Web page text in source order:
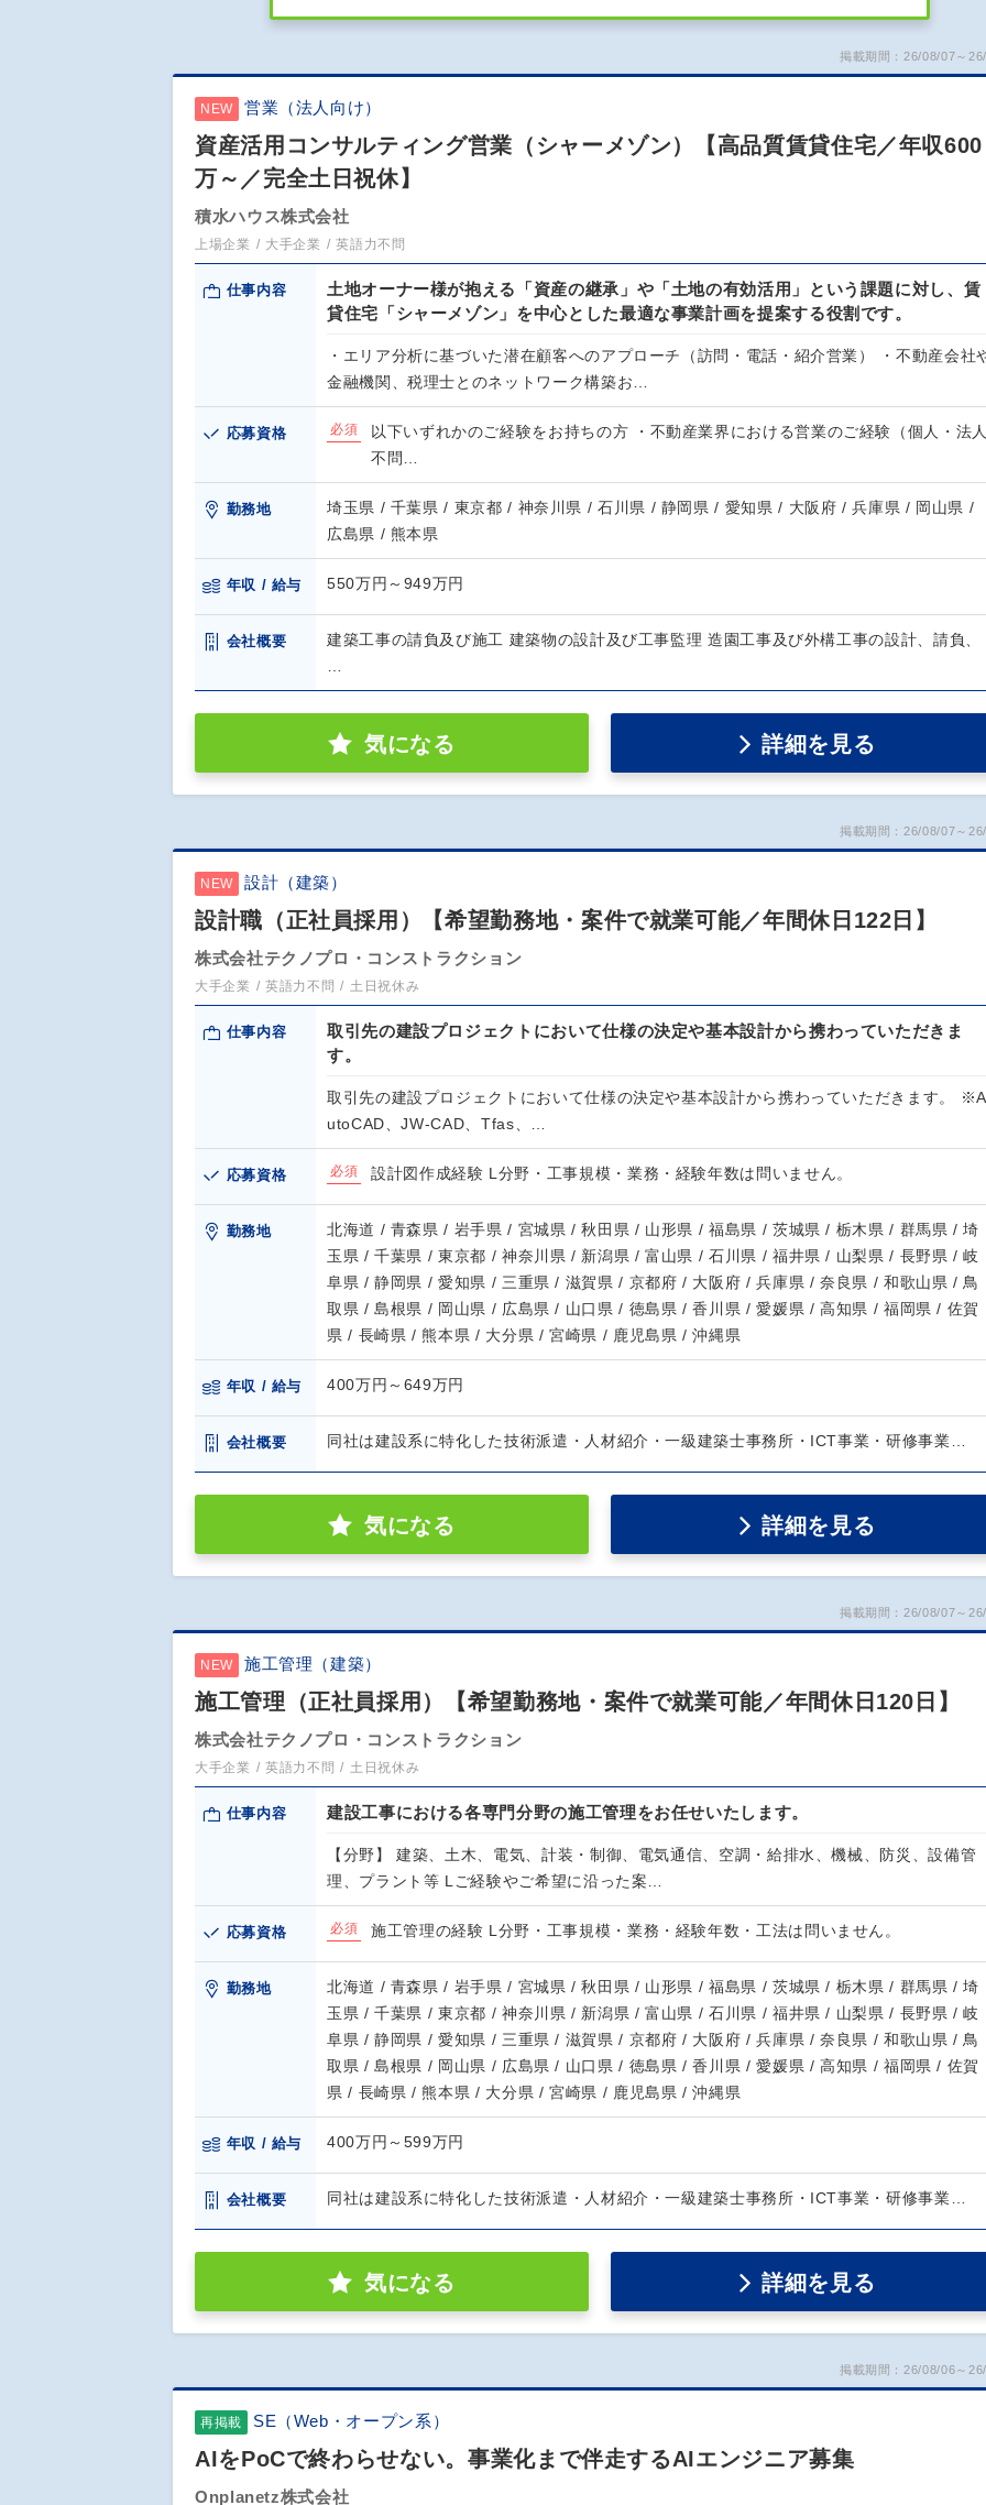
掲載期間：26/08/07～
NEW 営業（法人向け）
資産活用コンサルティング営業（シャーメゾン）【高品質賃貸住宅／年収600
万～／完全土日祝休】
積水ハウス株式会社
上場企業 大手企業 英語力不問
仕事内容
土地オーナー様が抱える「資産の継承」や「土地の有効活用」という課題に対し、賃
貸住宅「シャーメゾン」を中心とした最適な事業計画を提案する役割です。
・エリア分析に基づいた潜在顧客へのアプローチ（訪問・電話・紹介営業） ・不動産会社
金融機関、税理士とのネットワーク構築お…
応募資格 必須
以下いずれかのご経験をお持ちの方 ・不動産業界における営業のご経験（個人・法
不問…
勤務地
埼玉県 / 千葉県 / 東京都 / 神奈川県 / 石川県 / 静岡県 / 愛知県 / 大阪府 / 兵庫県 / 岡山県 /
広島県 / 熊本県
年収 / 給与 550万円～949万円
会社概要
建築工事の請負及び施工 建築物の設計及び工事監理 造園工事及び外構工事の設計、請負、
気になる 詳細を見る
掲載期間：26/08/07～
NEW 設計（建築）
設計職（正社員採用）【希望勤務地・案件で就業可能／年間休日122日】
株式会社テクノプロ・コンストラクション
大手企業 英語力不問 土日祝休み
仕事内容
取引先の建設プロジェクトにおいて仕様の決定や基本設計から携わっていただきま
す。
取引先の建設プロジェクトにおいて仕様の決定や基本設計から携わっていただきます。 ※A
utoCAD、JW-CAD、Tfas、…
応募資格 必須 設計図作成経験 L分野・工事規模・業務・経験年数は問いません。
勤務地
北海道 / 青森県 / 岩手県 / 宮城県 / 秋田県 / 山形県 / 福島県 / 茨城県 / 栃木県 / 群馬県 / 埼
玉県 / 千葉県 / 東京都 / 神奈川県 / 新潟県 / 富山県 / 石川県 / 福井県 / 山梨県 / 長野県 / 岐
阜県 / 静岡県 / 愛知県 / 三重県 / 滋賀県 / 京都府 / 大阪府 / 兵庫県 / 奈良県 / 和歌山県 / 鳥
取県 / 島根県 / 岡山県 / 広島県 / 山口県 / 徳島県 / 香川県 / 愛媛県 / 高知県 / 福岡県 / 佐賀
県 / 長崎県 / 熊本県 / 大分県 / 宮崎県 / 鹿児島県 / 沖縄県
年収 / 給与 400万円～649万円
会社概要 同社は建設系に特化した技術派遣・人材紹介・一級建築士事務所・ICT事業・研修事業…
気になる 詳細を見る
掲載期間：26/08/07～
NEW 施工管理（建築）
施工管理（正社員採用）【希望勤務地・案件で就業可能／年間休日120日】
株式会社テクノプロ・コンストラクション
大手企業 英語力不問 土日祝休み
仕事内容 建設工事における各専門分野の施工管理をお任せいたします。
【分野】 建築、土木、電気、計装・制御、電気通信、空調・給排水、機械、防災、設備管
理、プラント等 Lご経験やご希望に沿った案…
応募資格 必須 施工管理の経験 L分野・工事規模・業務・経験年数・工法は問いません。
勤務地
北海道 / 青森県 / 岩手県 / 宮城県 / 秋田県 / 山形県 / 福島県 / 茨城県 / 栃木県 / 群馬県 / 埼
玉県 / 千葉県 / 東京都 / 神奈川県 / 新潟県 / 富山県 / 石川県 / 福井県 / 山梨県 / 長野県 / 岐
阜県 / 静岡県 / 愛知県 / 三重県 / 滋賀県 / 京都府 / 大阪府 / 兵庫県 / 奈良県 / 和歌山県 / 鳥
取県 / 島根県 / 岡山県 / 広島県 / 山口県 / 徳島県 / 香川県 / 愛媛県 / 高知県 / 福岡県 / 佐賀
県 / 長崎県 / 熊本県 / 大分県 / 宮崎県 / 鹿児島県 / 沖縄県
年収 / 給与 400万円～599万円
会社概要 同社は建設系に特化した技術派遣・人材紹介・一級建築士事務所・ICT事業・研修事業…
気になる 詳細を見る
掲載期間：26/08/06～
再掲載 SE（Web・オープン系）
AIをPoCで終わらせない。事業化まで伴走するAIエンジニア募集
Onplanetz株式会社